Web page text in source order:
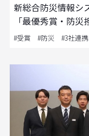
新総合防災情報シ
「最優秀賞・防
#受賞 #防災 #3社連携